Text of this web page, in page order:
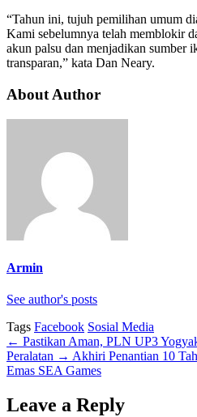
“Tahun ini, tujuh pemilihan umum
Kami sebelumnya telah memblokir
akun palsu dan menjadikan sumber
transparan,” kata Dan Neary.
About Author
Armin
See author's posts
Tags Facebook Sosial Media
← Pastikan Aman, PLN UP3
Peralatan → Akhiri Penantian 10
Emas SEA Games
Leave a Reply